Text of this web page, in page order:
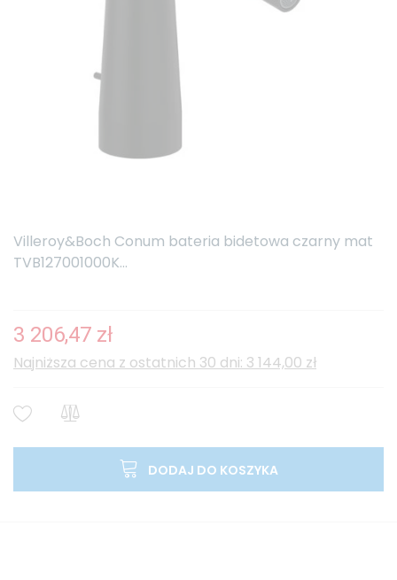
Villeroy&Boch Conum bateria bidetowa czarny mat
TVB127001000K...
3 206,47 zł
Najniższa cena z ostatnich 30 dni: 3 144,00 zł
DODAJ DO KOSZYKA